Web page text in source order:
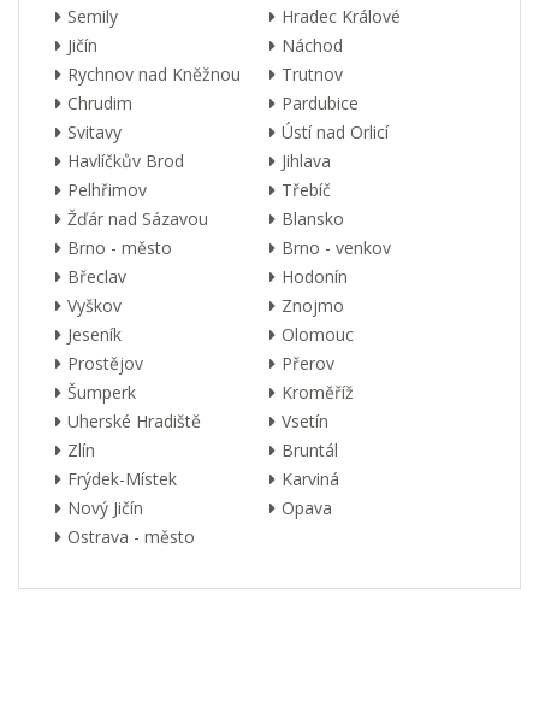
Semily
Hradec Králové
Jičín
Náchod
Rychnov nad Kněžnou
Trutnov
Chrudim
Pardubice
Svitavy
Ústí nad Orlicí
Havlíčkův Brod
Jihlava
Pelhřimov
Třebíč
Žďár nad Sázavou
Blansko
Brno - město
Brno - venkov
Břeclav
Hodonín
Vyškov
Znojmo
Jeseník
Olomouc
Prostějov
Přerov
Šumperk
Kroměříž
Uherské Hradiště
Vsetín
Zlín
Bruntál
Frýdek-Místek
Karviná
Nový Jičín
Opava
Ostrava - město